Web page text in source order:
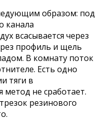
образом: под
канала
всасывается через
профиль и щель
В комнату поток
Есть одно
тяги в
не сработает.
резинового